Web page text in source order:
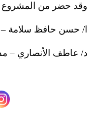
وقد حضر من المشروع
ا/ حسن حافظ سلامة –
د/ عاطف الأنصاري –